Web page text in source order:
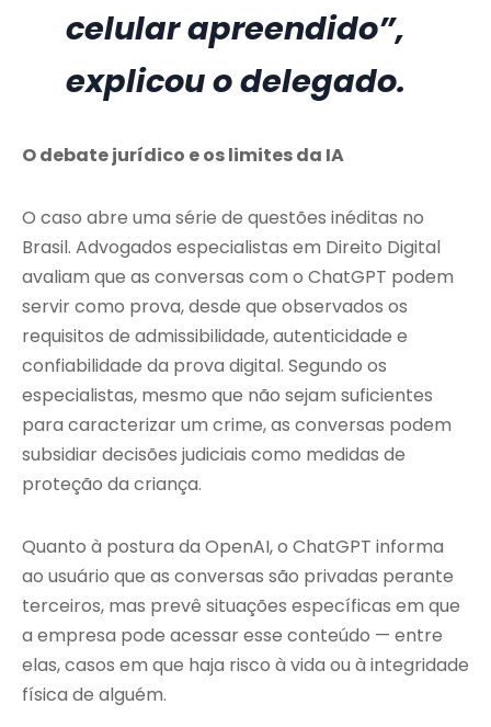
celular apreendido”,
explicou o delegado.
O debate jurídico e os limites da IA
O caso abre uma série de questões inéditas no
Brasil. Advogados especialistas em Direito Digital
avaliam que as conversas com o ChatGPT podem
servir como prova, desde que observados os
requisitos de admissibilidade, autenticidade e
confiabilidade da prova digital. Segundo os
especialistas, mesmo que não sejam suficientes
para caracterizar um crime, as conversas podem
subsidiar decisões judiciais como medidas de
proteção da criança.
Quanto à postura da OpenAI, o ChatGPT informa
ao usuário que as conversas são privadas perante
terceiros, mas prevê situações específicas em que
a empresa pode acessar esse conteúdo — entre
elas, casos em que haja risco à vida ou à integridade
física de alguém.